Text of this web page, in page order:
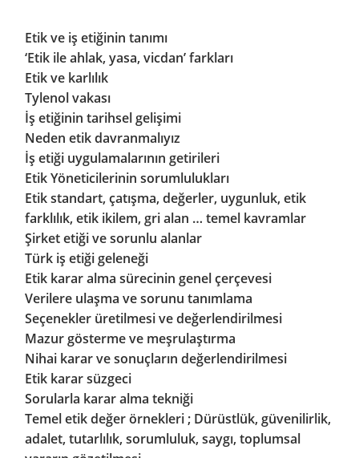
Etik ve iş etiğinin tanımı
‘Etik ile ahlak, yasa, vicdan’ farkları
Etik ve karlılık
Tylenol vakası
İş etiğinin tarihsel gelişimi
Neden etik davranmalıyız
İş etiği uygulamalarının getirileri
Etik Yöneticilerinin sorumlulukları
Etik standart, çatışma, değerler, uygunluk, etik
farklılık, etik ikilem, gri alan … temel kavramlar
Şirket etiği ve sorunlu alanlar
Türk iş etiği geleneği
Etik karar alma sürecinin genel çerçevesi
Verilere ulaşma ve sorunu tanımlama
Seçenekler üretilmesi ve değerlendirilmesi
Mazur gösterme ve meşrulaştırma
Nihai karar ve sonuçların değerlendirilmesi
Etik karar süzgeci
Sorularla karar alma tekniği
Temel etik değer örnekleri ; Dürüstlük, güvenilirlik,
adalet, tutarlılık, sorumluluk, saygı, toplumsal